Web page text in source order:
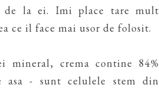
de la ei. Imi place tare mult
ce il face mai usor de folosit.
crema contine 84%
asa - sunt celulele stem din